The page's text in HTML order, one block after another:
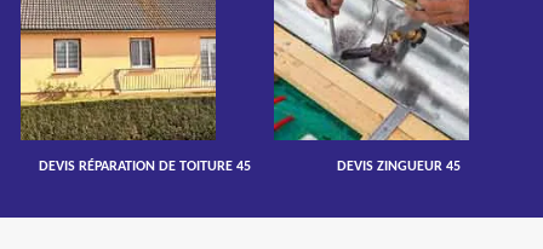
DEVIS RÉPARATION DE TOITURE 45 DEVIS ZINGUEUR 45